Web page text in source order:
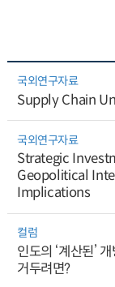
국외연구자료
Supply Chain
국외연구자료
Strategic
Geopolitical
Implications
컬럼
인도의 ‘계산된’
거두려면?